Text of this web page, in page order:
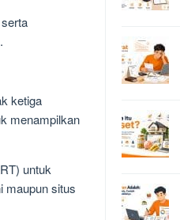
ketiga
menampilkan
untuk
maupun situs